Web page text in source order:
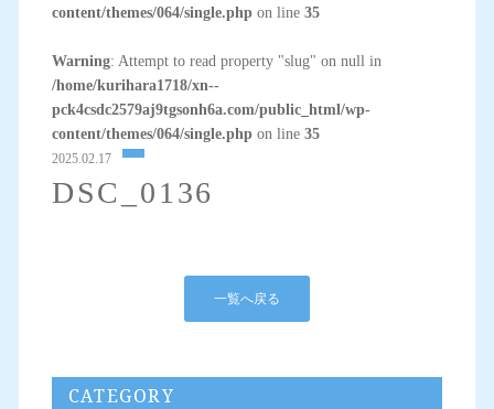
content/themes/064/single.phpon line 35
Warning: Attempt to read property "slug" on null in
/home/kurihara1718/xn--
pck4csdc2579aj9tgsonh6a.com/public_html/wp-
content/themes/064/single.phpon line 35
2025.02.17
DSC_0136
一覧へ戻る
CATEGORY